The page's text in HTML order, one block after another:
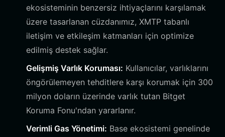
ekosisteminin benzersiz ihtiyaçlarını karşılamak
üzere tasarlanan cüzdanımız, XMTP tabanlı
iletişim ve etkileşim katmanları için optimize
edilmiş destek sağlar.
Gelişmiş Varlık Koruması: Kullanıcılar, varlıklarını
öngörülemeyen tehditlere karşı korumak için 300
milyon doların üzerinde varlık tutan Bitget
Koruma Fonu'ndan yararlanır.
Verimli Gas Yönetimi: Base ekosistemi genelinde